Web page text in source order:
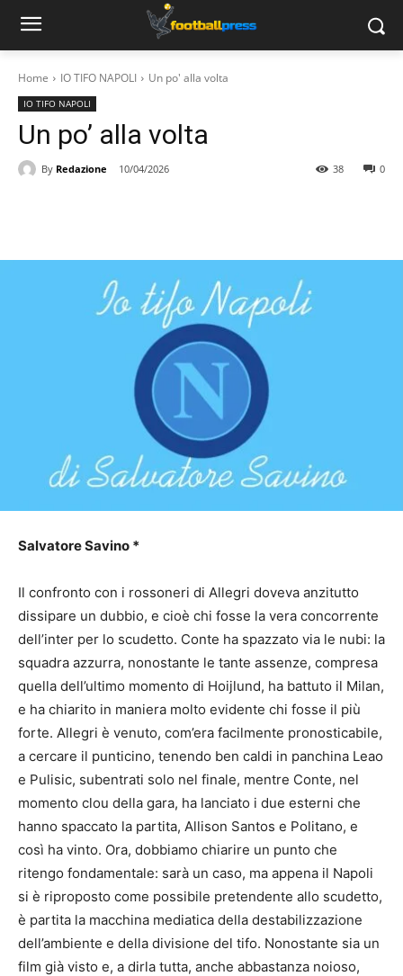
Home IO TIFO NAPOLI Un po' alla volta
IO TIFO NAPOLI
Un po’ alla volta
By Redazione 10/04/2026 0
38
Salvatore Savino *
Il confronto con i rossoneri di Allegri doveva anzitutto
dissipare un dubbio, e cioè chi fosse la vera concorrente
dell’inter per lo scudetto. Conte ha spazzato via le nubi: la
squadra azzurra, nonostante le tante assenze, compresa
quella dell’ultimo momento di Hoijlund, ha battuto il Milan,
e ha chiarito in maniera molto evidente chi fosse il più
forte. Allegri è venuto, com’era facilmente pronosticabile,
a cercare il punticino, tenendo ben caldi in panchina Leao
e Pulisic, subentrati solo nel finale, mentre Conte, nel
momento clou della gara, ha lanciato i due esterni che
hanno spaccato la partita, Allison Santos e Politano, e
così ha vinto. Ora, dobbiamo chiarire un punto che
ritengo fondamentale: sarà un caso, ma appena il Napoli
si è riproposto come possibile pretendente allo scudetto,
è partita la macchina mediatica della destabilizzazione
dell’ambiente e della divisione del tifo. Nonostante sia un
film già visto e, a dirla tutta, anche abbastanza noioso,